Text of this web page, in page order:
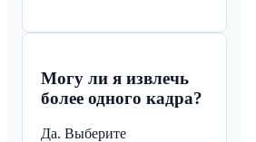
Могу ли я извлечь
более одного кадра?
Да. Выберите